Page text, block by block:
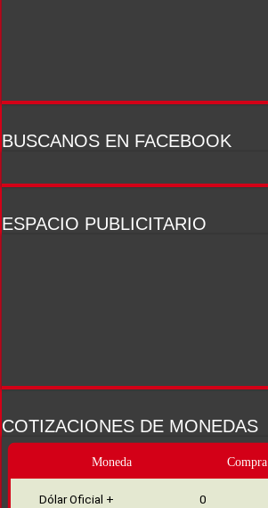
BUSCANOS EN FACEBOOK
ESPACIO PUBLICITARIO
COTIZACIONES DE MONEDAS
Moneda Compra
Dólar Oficial + 0